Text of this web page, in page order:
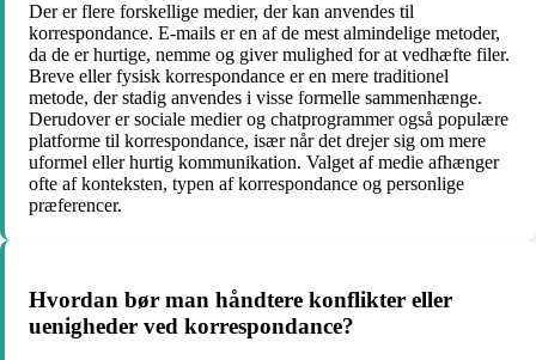
Der er flere forskellige medier, der kan anvendes til
korrespondance. E-mails er en af de mest almindelige metoder,
da de er hurtige, nemme og giver mulighed for at vedhæfte filer.
Breve eller fysisk korrespondance er en mere traditionel
metode, der stadig anvendes i visse formelle sammenhænge.
Derudover er sociale medier og chatprogrammer også populære
platforme til korrespondance, især når det drejer sig om mere
uformel eller hurtig kommunikation. Valget af medie afhænger
ofte af konteksten, typen af korrespondance og personlige
præferencer.
Hvordan bør man håndtere konflikter eller
uenigheder ved korrespondance?